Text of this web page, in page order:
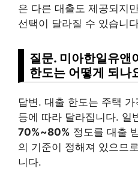
은 다른 대출도 제공되지
선택이 달라질 수 있습니
질문. 미아한일유앤
한도는 어떻게 되나
답변. 대출 한도는 주택
등에 따라 달라집니다. 일
70%~80% 정도를 대출
의 기준이 정해져 있으므
니다.